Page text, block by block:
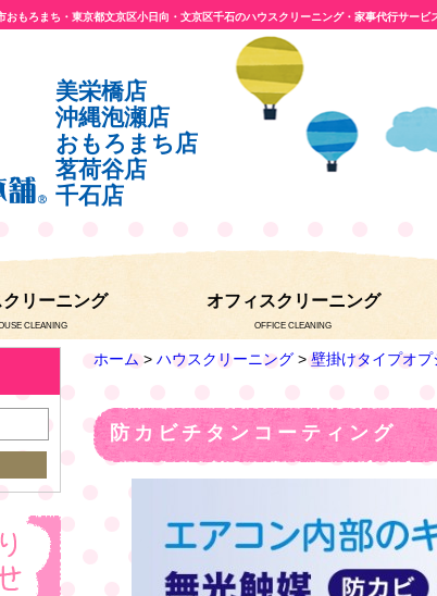
もろまち・東京都文京区小日向・文京区千石のハウスクリーニング・家事代行サー
美栄橋店
沖縄泡瀬店
おもろまち店
茗荷谷店
千石店
リーニング
CLEANING
オフィスクリーニング
OFFICE CLEANING
ホーム > ハウスクリーニング > 壁掛けタイプオプ
防カビチタンコーティング